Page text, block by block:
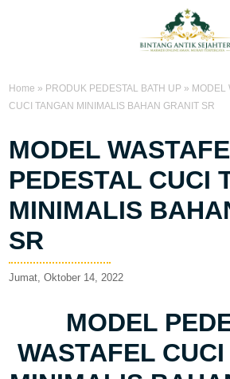
Home » PRODUK PEDESTAL BATH UP » MODEL
CUCI TANGAN MINIMALIS BAHAN GRANIT SR
MODEL
PEDESTAL CUCI
MINIMALIS
SR
Jumat, Oktober 14, 2022
MODEL
WASTAFEL